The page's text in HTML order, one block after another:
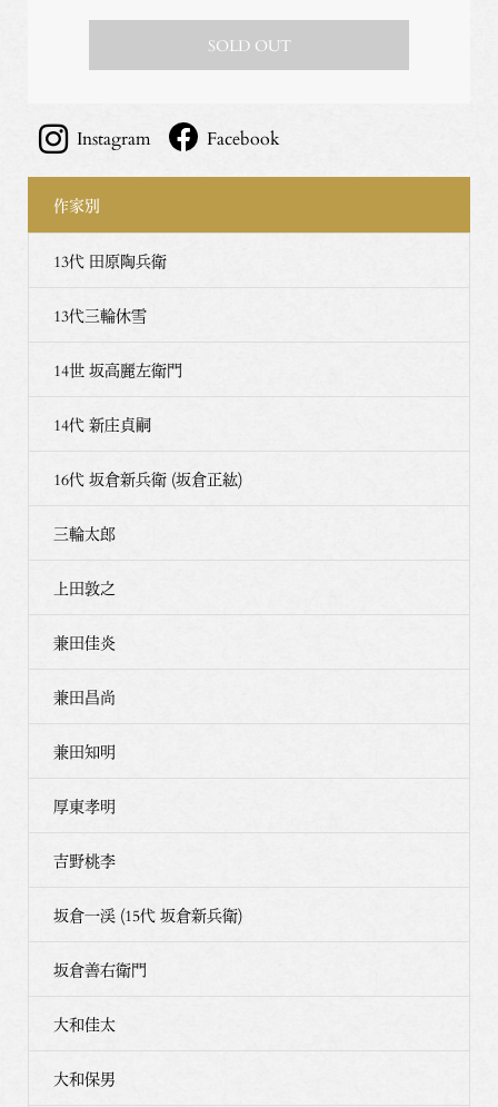
SOLD OUT
Instagram Facebook
作家別
13代 田原陶兵衛
13代三輪休雪
14世 坂高麗左衛門
14代 新庄貞嗣
16代 坂倉新兵衛 (坂倉正紘)
三輪太郎
上田敦之
兼田佳炎
兼田昌尚
兼田知明
厚東孝明
吉野桃李
坂倉一渓 (15代 坂倉新兵衛)
坂倉善右衛門
大和佳太
大和保男